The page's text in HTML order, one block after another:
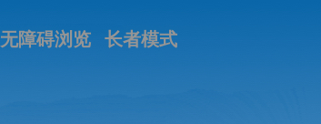
长者模式
无障碍浏览